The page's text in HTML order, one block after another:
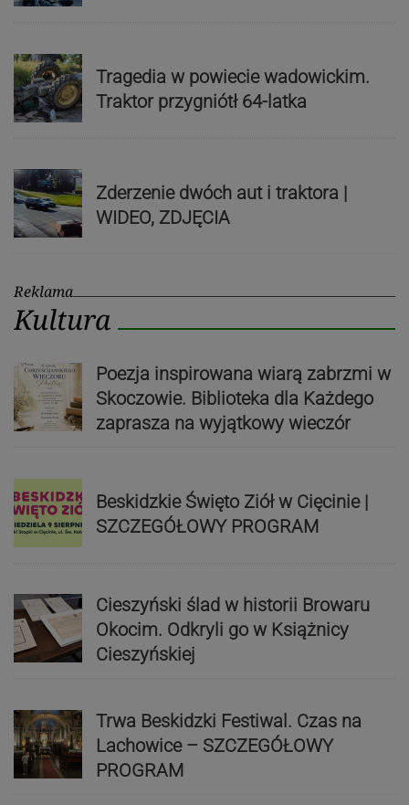
Tragedia w powiecie wadowickim.
Traktor przygniótł 64-latka
Zderzenie dwóch aut i traktora |
WIDEO, ZDJĘCIA
Reklama
Kultura
Poezja inspirowana wiarą zabrzmi w
Skoczowie. Biblioteka dla Każdego
zaprasza na wyjątkowy wieczór
Beskidzkie Święto Ziół w Cięcinie |
SZCZEGÓŁOWY PROGRAM
Cieszyński ślad w historii Browaru
Okocim. Odkryli go w Książnicy
Cieszyńskiej
Trwa Beskidzki Festiwal. Czas na
Lachowice – SZCZEGÓŁOWY
PROGRAM